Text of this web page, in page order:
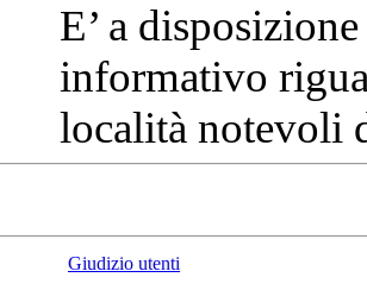
E’ a
informativo
località notevoli
Giudizio utenti